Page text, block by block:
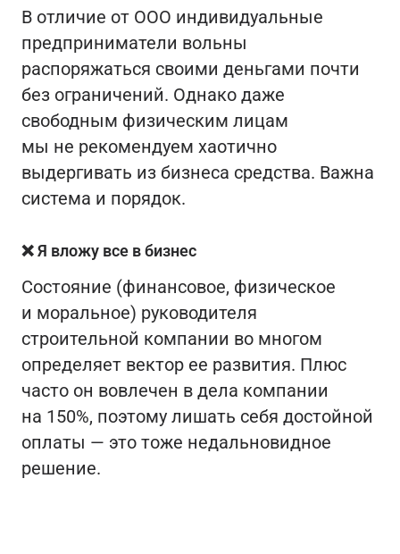
В отличие от ООО индивидуальные
предприниматели вольны
распоряжаться своими деньгами почти
без ограничений. Однако даже
свободным физическим лицам
мы не рекомендуем хаотично
выдергивать из бизнеса средства. Важна
система и порядок.
❌ Я вложу все в бизнес
Состояние (финансовое, физическое
и моральное) руководителя
строительной компании во многом
определяет вектор ее развития. Плюс
часто он вовлечен в дела компании
на 150%, поэтому лишать себя достойной
оплаты — это тоже недальновидное
решение.